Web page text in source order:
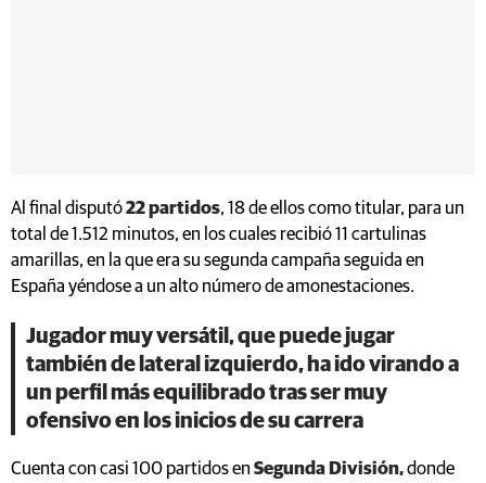
Al final disputó22 partidos, 18 de ellos como titular, para un
total de 1.512 minutos, en los cuales recibió 11 cartulinas
amarillas, en la que era su segunda campaña seguida en
España yéndose a un alto número de amonestaciones.
Jugador muy versátil, que puede jugar
también de lateral izquierdo, ha ido virando a
un perfil más equilibrado tras ser muy
ofensivo en los inicios de su carrera
Cuenta con casi 100 partidos en Segunda División,donde